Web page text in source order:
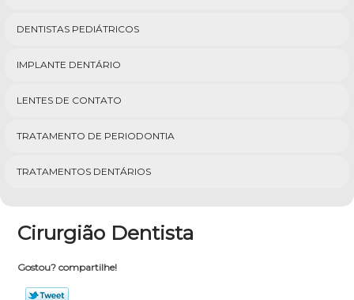
DENTISTAS PEDIÁTRICOS
IMPLANTE DENTÁRIO
LENTES DE CONTATO
TRATAMENTO DE PERIODONTIA
TRATAMENTOS DENTÁRIOS
Cirurgião Dentista
Gostou? compartilhe!